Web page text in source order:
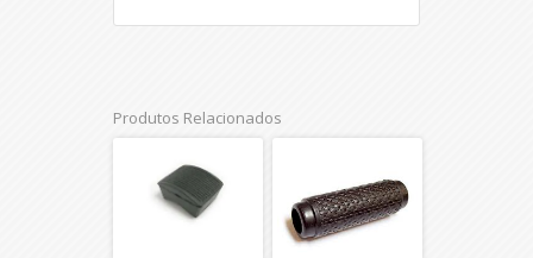
Produtos Relacionados